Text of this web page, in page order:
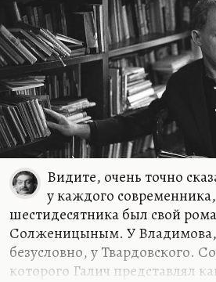
Книга, которая привела к
организации. Во Франции
организация новых левых
которые разочаровались в
проекте.
Трудно сказать, в какой
ГУЛАГ» фатален и неизбежен
Видите, очень точно
у каждого
шестидесятника был свой
Солженицыным. У
безусловно, у Твардовского.
которого Галич представлял